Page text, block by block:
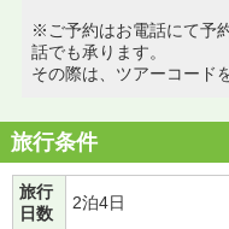
※ご予約はお電話にて予
話でも承ります。
その際は、ツアーコード
旅行条件
旅行
日数
2泊4日